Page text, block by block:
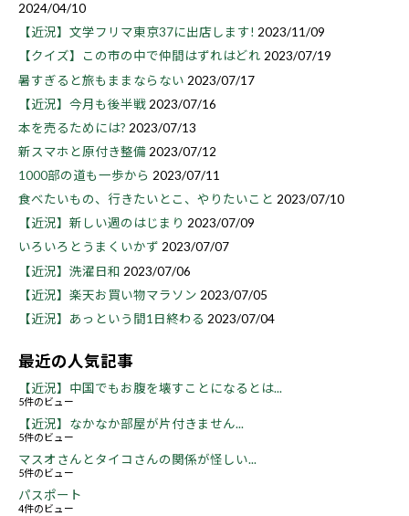
2024/04/10
【近況】文学フリマ東京37に出店します! 2023/11/09
【クイズ】この市の中で仲間はずれはどれ 2023/07/19
暑すぎると旅もままならない 2023/07/17
【近況】今月も後半戦 2023/07/16
本を売るためには? 2023/07/13
新スマホと原付き整備 2023/07/12
1000部の道も一歩から 2023/07/11
食べたいもの、行きたいとこ、やりたいこと 2023/07/10
【近況】新しい週のはじまり 2023/07/09
いろいろとうまくいかず 2023/07/07
【近況】洗濯日和 2023/07/06
【近況】楽天お買い物マラソン 2023/07/05
【近況】あっという間1日終わる 2023/07/04
最近の人気記事
【近況】中国でもお腹を壊すことになるとは...
5件のビュー
【近況】なかなか部屋が片付きません...
5件のビュー
マスオさんとタイコさんの関係が怪しい...
5件のビュー
パスポート
4件のビュー